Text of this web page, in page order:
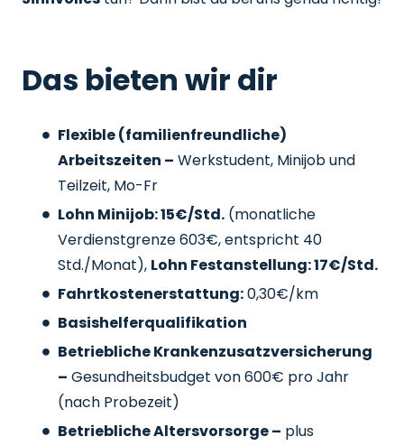
Das bieten wir dir
Flexible (familienfreundliche)
Arbeitszeiten – Werkstudent, Minijob und
Teilzeit, Mo-Fr
Lohn Minijob: 15€/Std. (monatliche
Verdienstgrenze 603€, entspricht 40
Std./Monat), Lohn Festanstellung: 17€/Std.
Fahrtkostenerstattung:0,30€/km
Basishelferqualifikation
Betriebliche Krankenzusatzversicherung
– Gesundheitsbudget von 600€ pro Jahr
(nach Probezeit)
Betriebliche Altersvorsorge – plus